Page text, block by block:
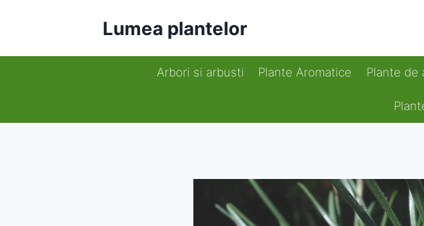
Lumea plantelor
Arbori si arbusti Plante Aromatice Plante de